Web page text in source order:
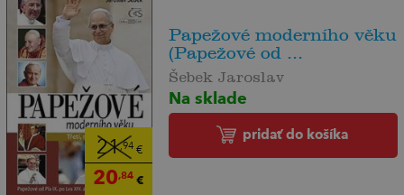
21,94€
20,84€
Papežové moderního věku
(Papežové od ...
Šebek Jaroslav
Na sklade
pridať do košíka